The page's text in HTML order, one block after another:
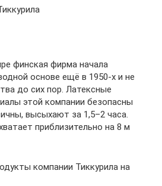
финская фирма начала
основе ещё в 1950-х и не
до сих пор. Латексные
этой компании безопасны
высыхают за 1,5–2 часа.
приблизительно на 8 м
компании Тиккурила на